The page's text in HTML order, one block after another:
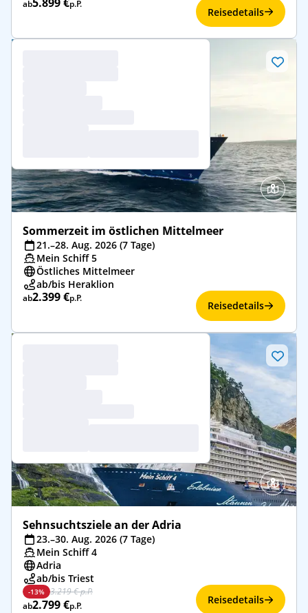
ab p.P.
Reisedetails
Sommerzeit im östlichen Mittelmeer
21.–28. Aug. 2026 (7 Tage)
Mein Schiff 5
Östliches Mittelmeer
ab/bis Heraklion
ab2.399 €p.P.
Reisedetails
Sehnsuchtsziele an der Adria
23.–30. Aug. 2026 (7 Tage)
Mein Schiff 4
Adria
ab/bis Triest
-13% 3.219 € p.P.
ab2.799 €p.P. Reisedetails